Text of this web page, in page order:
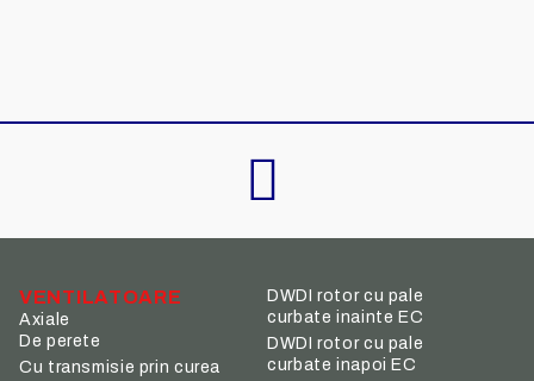
VENTILATOARE
Axiale
De perete
Cu transmisie prin curea
DWDI rotor cu pale
curbate inainte EC
DWDI rotor cu pale
curbate inapoi EC